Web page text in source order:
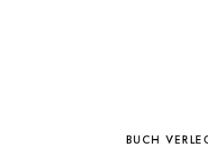
BUCH